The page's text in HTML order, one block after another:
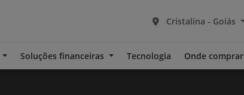
Cristalina - Goiás
Soluções financeiras Tecnologia Onde comprar